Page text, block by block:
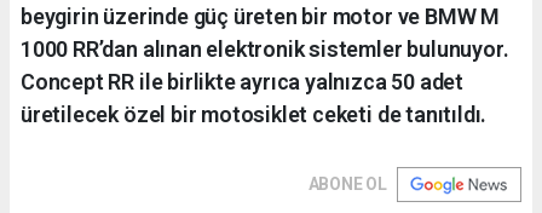
beygirin üzerinde güç üreten bir motor ve BMW M
1000 RR’dan alınan elektronik sistemler bulunuyor.
Concept RR ile birlikte ayrıca yalnızca 50 adet
üretilecek özel bir motosiklet ceketi de tanıtıldı.
ABONE OL